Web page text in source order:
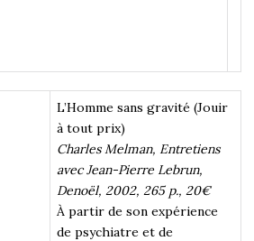
L’Homme sans gravité (Jouir
à tout prix)
Charles Melman, Entretiens
avec Jean-Pierre Lebrun,
Denoël, 2002, 265 p., 20€
À partir de son expérience
de psychiatre et de